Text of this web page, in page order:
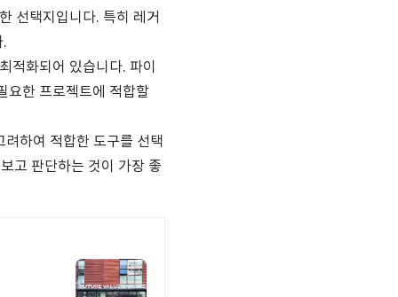
선택지입니다. 특히 레거
.
화되어 있습니다. 파이
요한 프로젝트에 적합할
하여 적합한 도구를 선택
고 판단하는 것이 가장 좋